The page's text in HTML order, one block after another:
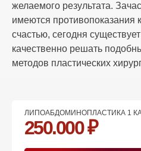
желаемого результата.
имеются противопоказания
счастью, сегодня
качественно решать
методов пластических
ЛИПОАБДОМИНОПЛАСТИКА 1
250.000 ₽